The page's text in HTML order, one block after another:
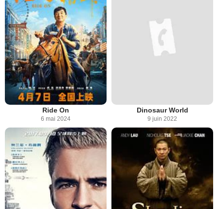
Ride On
6 mai 2024
Dinosaur World
9 juin 2022